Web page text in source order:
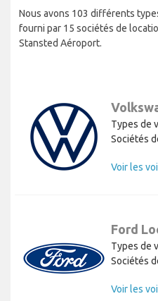
Nous avons 103 différents
fourni par 15 sociétés de
Stansted Aéroport.
Types de
Sociétés
Ford
Types de
Sociétés
Voir les